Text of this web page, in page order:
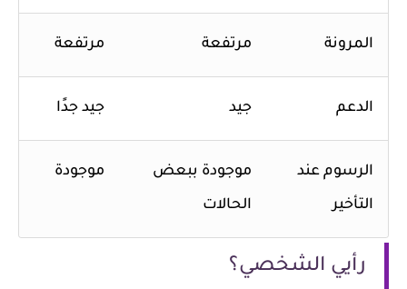
المرونة مرتفعة مرتفعة
الدعم جيد جيد جدًا
الرسوم عند
التأخير
موجودة ببعض
الحالات
موجودة
رأيي الشخصي؟